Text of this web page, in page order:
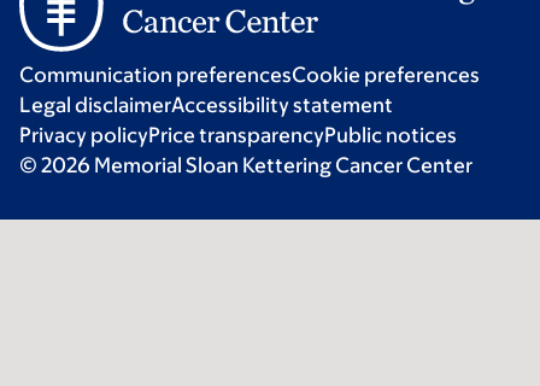
Communication preferencesCookie preferences
Legal disclaimerAccessibility statement
Privacy policyPrice transparencyPublic notices
© 2026 Memorial Sloan Kettering Cancer Center